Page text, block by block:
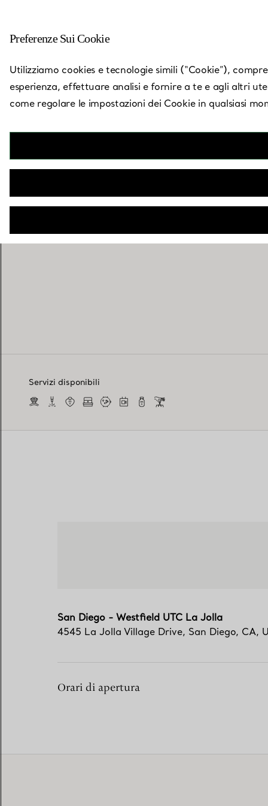
Torna a Trova un negozio
Servizi disponibili
San Diego - Westfield UTC La Jolla
4545 La Jolla Village Drive, San Diego, CA,
Orari di apertura
Preferenze Sui Cookie
Utilizziamo cookies e tecnologie simili (“Cookie”),
esperienza, effettuare analisi e fornire a te e agli altri
come regolare le impostazioni dei Cookie in qualsiasi